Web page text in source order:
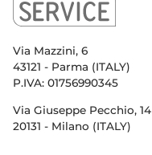
Via Mazzini, 6
43121 - Parma (ITALY)
P.IVA: 01756990345
Via Giuseppe Pecchio, 14
20131 - Milano (ITALY)